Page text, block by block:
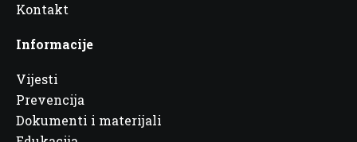
Kontakt
Informacije
Vijesti
Prevencija
Dokumenti i materijali